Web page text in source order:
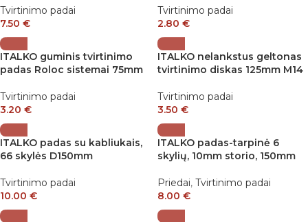
Tvirtinimo padai
7.50 €
Tvirtinimo padai
2.80 €
ITALKO guminis tvirtinimo
padas Roloc sistemai 75mm
Tvirtinimo padai
3.20 €
ITALKO nelankstus geltonas
tvirtinimo diskas 125mm M14
Tvirtinimo padai
3.50 €
ITALKO padas su kabliukais,
66 skylės D150mm
Tvirtinimo padai
10.00 €
ITALKO padas-tarpinė 6
skylių, 10mm storio, 150mm
Priedai, Tvirtinimo padai
8.00 €